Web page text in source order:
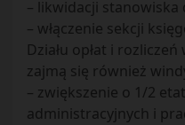
– likwidacji stanowiska
– włączenie sekcji
Działu opłat i
zajmą się również
– zwiększenie o 1/2
administracyjnych i